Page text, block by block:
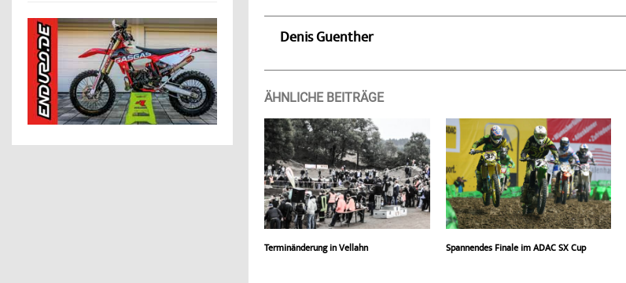
Denis Guenther
ÄHNLICHE BEITRÄGE
Terminänderung in Vellahn Spannendes Finale im ADAC SX Cup